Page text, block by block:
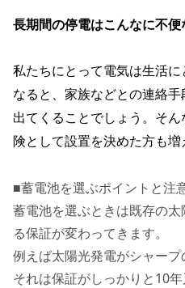
長期間の停電はこんなに不便
私たちにとって電気は生活
なると、家族などとの連絡
出てくることでしょう。そ
険として設置を決めた方も増
■蓄電池を選ぶポイントと注
蓄電池を選ぶときは既存の
る保証が変わってきます。
例えば太陽光発電がシャー
それは保証がしっかりと10